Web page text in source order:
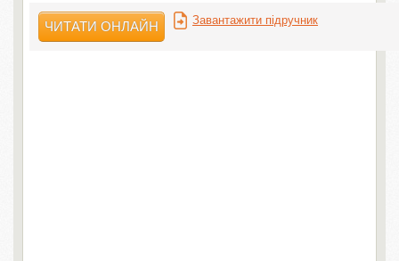
ЧИТАТИ ОНЛАЙН Завантажити підручник